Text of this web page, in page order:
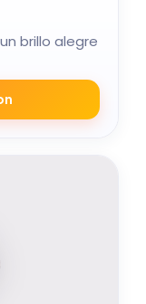
brillo alegre